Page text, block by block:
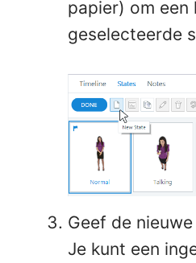
papier) om een
geselecteerde
Geef de
Je kunt een